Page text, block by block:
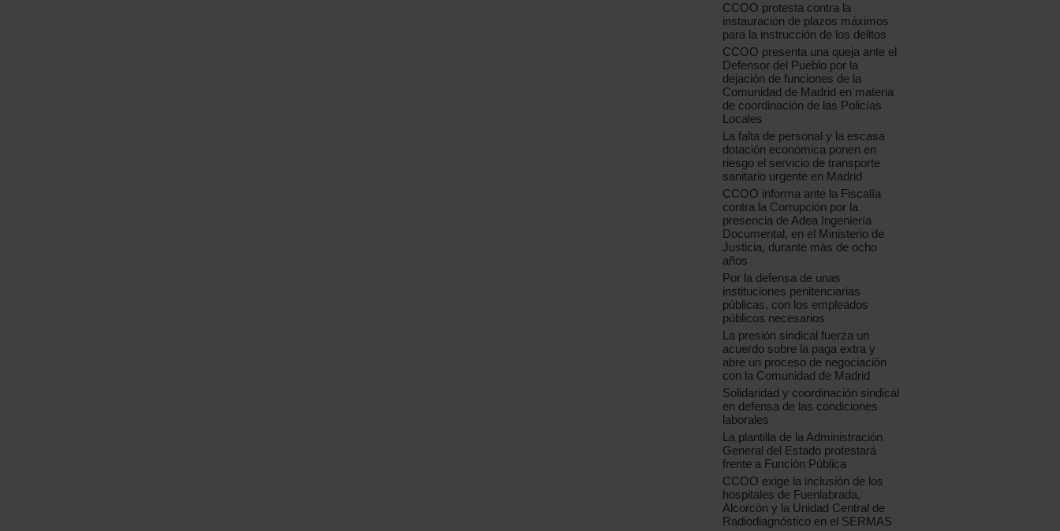
CCOO protesta contra la
instauración de plazos máximos
para la instrucción de los delitos
CCOO presenta una queja ante el
Defensor del Pueblo por la
dejación de funciones de la
Comunidad de Madrid en materia
de coordinación de las Policías
Locales
La falta de personal y la escasa
dotación económica ponen en
riesgo el servicio de transporte
sanitario urgente en Madrid
CCOO informa ante la Fiscalía
contra la Corrupción por la
presencia de Adea Ingeniería
Documental, en el Ministerio de
Justicia, durante más de ocho
años
Por la defensa de unas
instituciones penitenciarias
públicas, con los empleados
públicos necesarios
La presión sindical fuerza un
acuerdo sobre la paga extra y
abre un proceso de negociación
con la Comunidad de Madrid
Solidaridad y coordinación sindical
en defensa de las condiciones
laborales
La plantilla de la Administración
General del Estado protestará
frente a Función Pública
CCOO exige la inclusión de los
hospitales de Fuenlabrada,
Alcorcón y la Unidad Central de
Radiodiagnóstico en el SERMAS